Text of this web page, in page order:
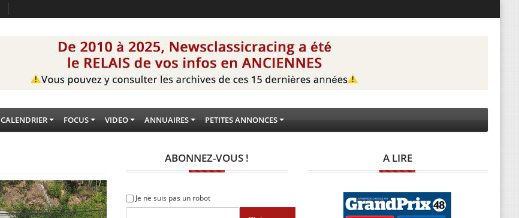
CALENDRIER FOCUS VIDEO ANNUAIRES PETITES ANNONCES
ABONNEZ-VOUS !
Je ne suis pas un robot
A LIRE